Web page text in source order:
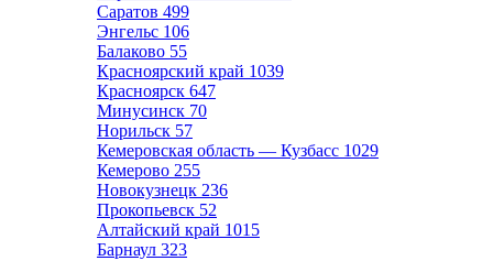
Саратов 499
Энгельс 106
Балаково 55
Красноярский край 1039
Красноярск 647
Минусинск 70
Норильск 57
Кемеровская область — Кузбасс 1029
Кемерово 255
Новокузнецк 236
Прокопьевск 52
Алтайский край 1015
Барнаул 323